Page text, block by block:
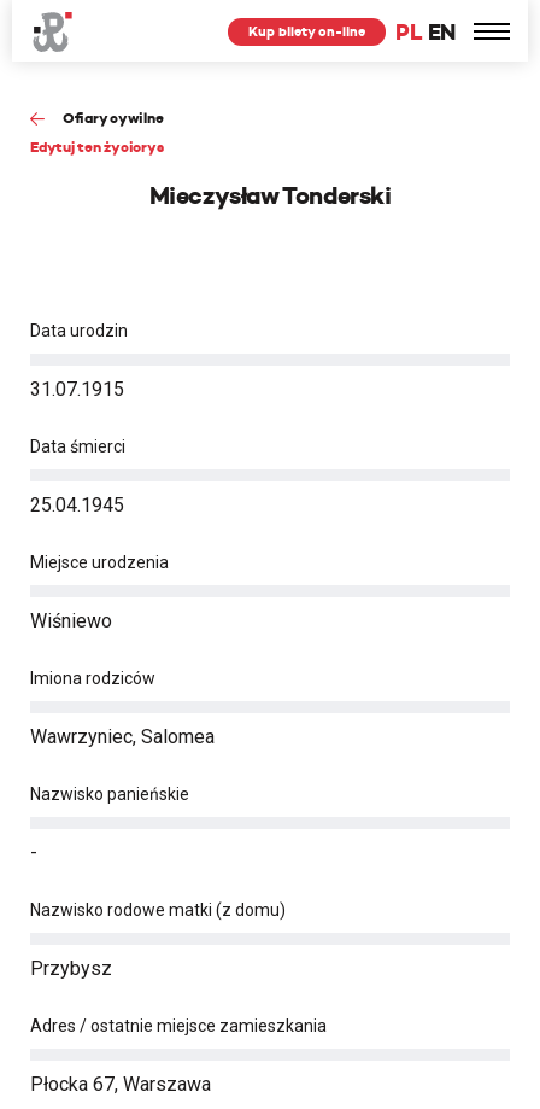
PL EN
Kup bilety on-line
Ofiary cywilne
Edytuj ten życiorys
Mieczysław Tonderski
Data urodzin
31.07.1915
Data śmierci
25.04.1945
Miejsce urodzenia
Wiśniewo
Imiona rodziców
Wawrzyniec, Salomea
Nazwisko panieńskie
-
Nazwisko rodowe matki (z domu)
Przybysz
Adres / ostatnie miejsce zamieszkania
Płocka 67, Warszawa